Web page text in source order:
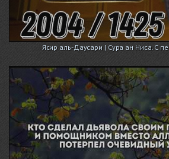
Ясир аль-Даусари | Сура ан Ниса. С